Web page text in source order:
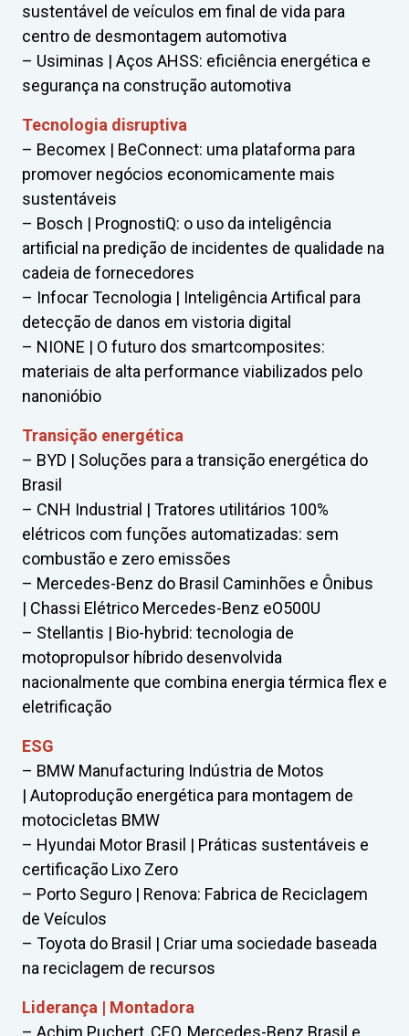
sustentável de veículos em final de vida para
centro de desmontagem automotiva
– Usiminas | Aços AHSS: eficiência energética e
segurança na construção automotiva
Tecnologia disruptiva
– Becomex | BeConnect: uma plataforma para
promover negócios economicamente mais
sustentáveis
– Bosch | PrognostiQ: o uso da inteligência
artificial na predição de incidentes de qualidade na
cadeia de fornecedores
– Infocar Tecnologia | Inteligência Artifical para
detecção de danos em vistoria digital
– NIONE | O futuro dos smartcomposites:
materiais de alta performance viabilizados pelo
nanonióbio
Transição energética
– BYD | Soluções para a transição energética do
Brasil
– CNH Industrial | Tratores utilitários 100%
elétricos com funções automatizadas: sem
combustão e zero emissões
– Mercedes-Benz do Brasil Caminhões e Ônibus
| Chassi Elétrico Mercedes-Benz eO500U
– Stellantis | Bio-hybrid: tecnologia de
motopropulsor híbrido desenvolvida
nacionalmente que combina energia térmica flex e
eletrificação
ESG
– BMW Manufacturing Indústria de Motos
| Autoprodução energética para montagem de
motocicletas BMW
– Hyundai Motor Brasil | Práticas sustentáveis e
certificação Lixo Zero
– Porto Seguro | Renova: Fabrica de Reciclagem
de Veículos
– Toyota do Brasil | Criar uma sociedade baseada
na reciclagem de recursos
Liderança | Montadora
– Achim Puchert, CEO, Mercedes-Benz Brasil e